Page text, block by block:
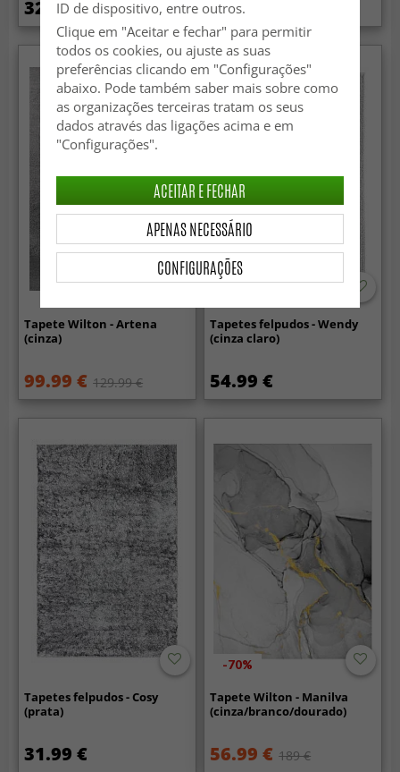
329 € 59.99 €
Tapete Wilton - Artena
(cinza)
99.99 € 129.99 €
Tapetes felpudos - Wendy
(cinza claro)
54.99 €
Tapetes felpudos - Cosy
(prata)
31.99 €
-70%
Tapete Wilton - Manilva
(cinza/branco/dourado)
56.99 € 189 €
ID de dispositivo, entre outros.
Clique em "Aceitar e fechar" para permitir
todos os cookies, ou ajuste as suas
preferências clicando em "Configurações"
abaixo. Pode também saber mais sobre como
as organizações terceiras tratam os seus
dados através das ligações acima e em
"Configurações".
CONFIGURAÇÕES
APENAS NECESSÁRIO
ACEITAR E FECHAR